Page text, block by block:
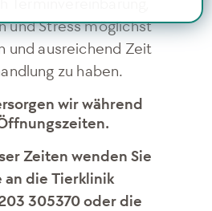
und Stress möglichst
und ausreichend Zeit
zu haben.
wir während
Zeiten wenden Sie
die Tierklinik
305370 oder die